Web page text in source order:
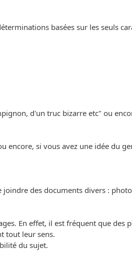
basées sur les seuls
d'un truc bizarre etc" ou
si vous avez une idée du
joindre des documents divers :
En effet, il est fréquent que des
tout leur sens.
du sujet.